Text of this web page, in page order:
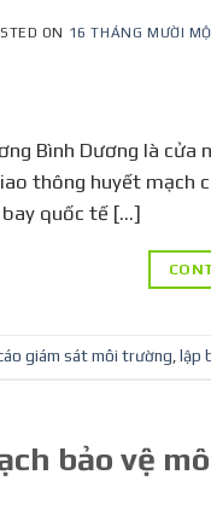
ON 16 THÁNG MƯỜI
Bình Dương là
thông huyết mạch
bay quốc tế […]
giám sát môi trường,lập
bảo vệ